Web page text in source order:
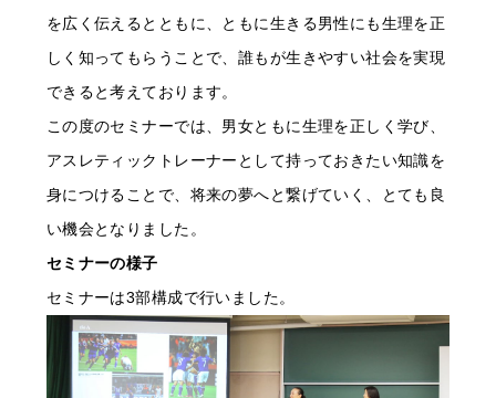
を広く伝えるとともに、ともに生きる男性にも生理を正
しく知ってもらうことで、誰もが生きやすい社会を実現
できると考えております。
この度のセミナーでは、男女ともに生理を正しく学び、
アスレティックトレーナーとして持っておきたい知識を
身につけることで、将来の夢へと繋げていく、とても良
い機会となりました。
セミナーの様子
セミナーは3部構成で行いました。